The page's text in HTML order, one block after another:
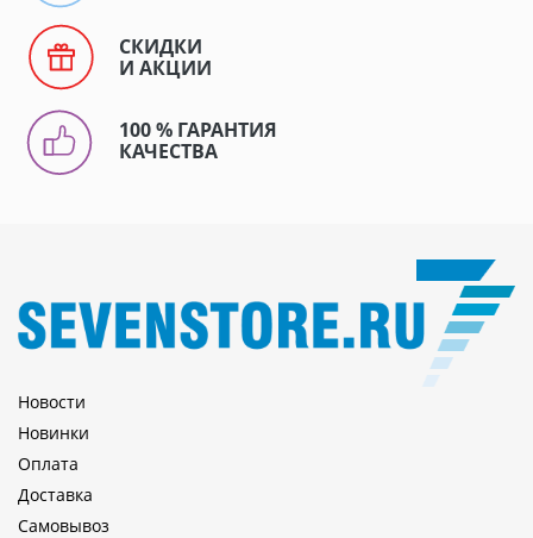
СКИДКИ
И АКЦИИ
100 % ГАРАНТИЯ
КАЧЕСТВА
Новости
Новинки
Оплата
Доставка
Самовывоз